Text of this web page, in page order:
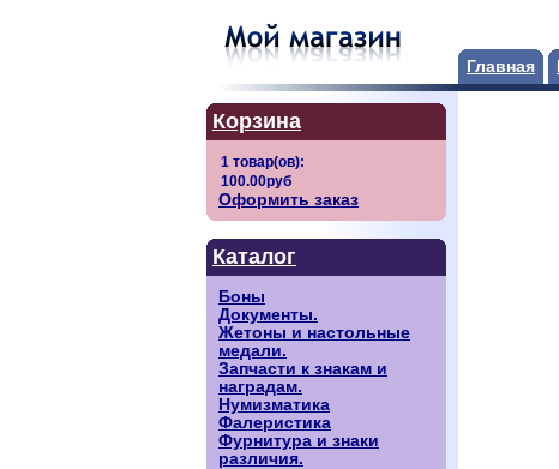
Главная
Корзина
Оформить заказ
Каталог
Боны
Документы.
Жетоны и настольные
медали.
Запчасти к знакам и
наградам.
Нумизматика
Фалеристика
Фурнитура и знаки
различия.